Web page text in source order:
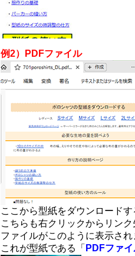
例2）PDFファイル
ここから型紙をダウンロード
こちらも右クリックからリン
ファイルがこのように表示さ
これが型紙である「 PDFファ